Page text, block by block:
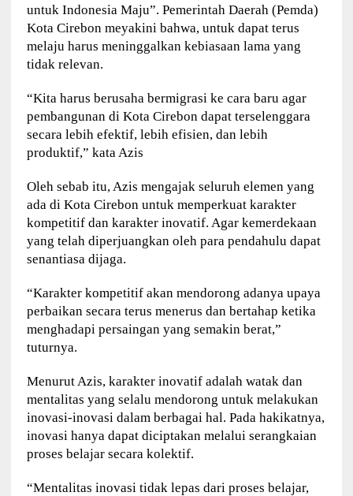
untuk Indonesia Maju”. Pemerintah Daerah (Pemda)
Kota Cirebon meyakini bahwa, untuk dapat terus
melaju harus meninggalkan kebiasaan lama yang
tidak relevan.
“Kita harus berusaha bermigrasi ke cara baru agar
pembangunan di Kota Cirebon dapat terselenggara
secara lebih efektif, lebih efisien, dan lebih
produktif,” kata Azis
Oleh sebab itu, Azis mengajak seluruh elemen yang
ada di Kota Cirebon untuk memperkuat karakter
kompetitif dan karakter inovatif. Agar kemerdekaan
yang telah diperjuangkan oleh para pendahulu dapat
senantiasa dijaga.
“Karakter kompetitif akan mendorong adanya upaya
perbaikan secara terus menerus dan bertahap ketika
menghadapi persaingan yang semakin berat,”
tuturnya.
Menurut Azis, karakter inovatif adalah watak dan
mentalitas yang selalu mendorong untuk melakukan
inovasi-inovasi dalam berbagai hal. Pada hakikatnya,
inovasi hanya dapat diciptakan melalui serangkaian
proses belajar secara kolektif.
“Mentalitas inovasi tidak lepas dari proses belajar,